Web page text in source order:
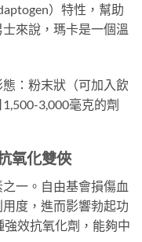
）特性，幫助
來說，瑪卡是一個溫
：粉末狀（可加入飲
3,000毫克的劑
氧化雙俠
一。自由基會損傷血
度，進而影響勃起功
效抗氧化劑，能夠中